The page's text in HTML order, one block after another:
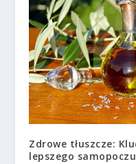
Zdrowe tłuszcze:
lepszego